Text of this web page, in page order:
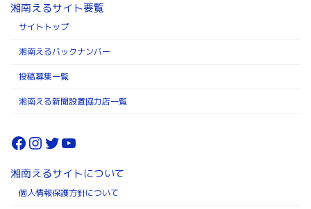
湘南えるサイト要覧
サイトトップ
湘南えるバックナンバー
投稿募集一覧
湘南える新聞設置協力店一覧
Facebook
Instagram
Twitter
YouTube
湘南えるサイトについて
個人情報保護方針について